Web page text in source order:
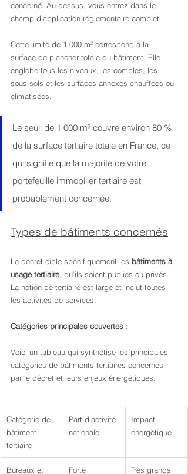
concerné. Au-dessus, vous entrez dans le
champ d’application réglementaire complet.
Cette limite de 1 000 m² correspond à la
surface de plancher totale du bâtiment. Elle
englobe tous les niveaux, les combles, les
sous-sols et les surfaces annexes chauffées ou
climatisées.
Le seuil de 1 000 m² couvre environ 80 %
de la surface tertiaire totale en France, ce
qui signifie que la majorité de votre
portefeuille immobilier tertiaire est
probablement concernée.
Types de bâtiments concernés
Le décret cible spécifiquement les bâtiments à
usage tertiaire , qu’ils soient publics ou privés.
La notion de tertiaire est large et inclut toutes
les activités de services.
Catégories principales couvertes :
Voici un tableau qui synthétise les principales
catégories de bâtiments tertiaires concernés
par le décret et leurs enjeux énergétiques.
Catégorie de
bâtiment
tertiaire
Part d’activité
nationale
Impact
énergétique
Bureaux et Forte Très grands